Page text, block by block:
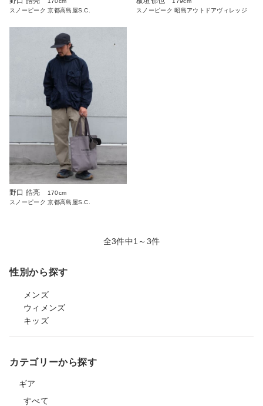
スノーピーク 京都高島屋S.C.
スノーピーク 昭島アウトドアヴィレッジ
野口 皓亮
170cm
スノーピーク 京都高島屋S.C.
全3件中1～3件
性別から探す
メンズ
ウィメンズ
キッズ
カテゴリーから探す
ギア
すべて